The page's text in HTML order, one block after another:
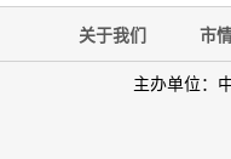
关于我们 市
主办单位：